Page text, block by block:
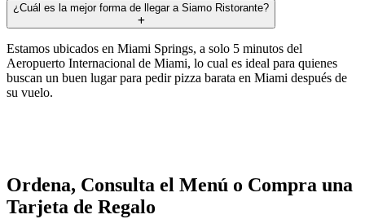
¿Cuál es la mejor forma de llegar a Siamo Ristorante?
Estamos ubicados en Miami Springs, a solo 5 minutos del
Aeropuerto Internacional de Miami, lo cual es ideal para quienes
buscan un buen lugar para pedir pizza barata en Miami después de
su vuelo.
Ordena, Consulta el Menú o Compra una
Tarjeta de Regalo